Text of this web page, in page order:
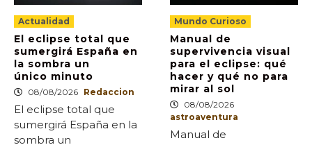
Actualidad
El eclipse total que
sumergirá España en
la sombra un
único minuto
08/08/2026 Redaccion
El eclipse total que
sumergirá España en la
sombra un
Mundo Curioso
Manual de
supervivencia visual
para el eclipse: qué
hacer y qué no para
mirar al sol
08/08/2026
astroaventura
Manual de